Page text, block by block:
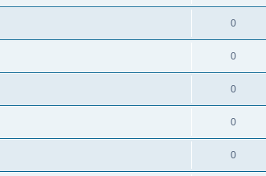
0
0
0
0
0